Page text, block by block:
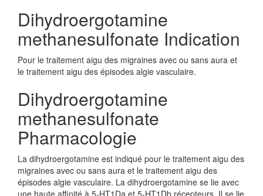
Dihydroergotamine
methanesulfonate Indication
Pour le traitement aigu des migraines avec ou sans aura et
le traitement aigu des épisodes algie vasculaire.
Dihydroergotamine
methanesulfonate
Pharmacologie
La dihydroergotamine est indiqué pour le traitement aigu des
migraines avec ou sans aura et le traitement aigu des
épisodes algie vasculaire. La dihydroergotamine se lie avec
une haute affinité à 5-HT1Da et 5-HT1Db récepteurs. Il se lie